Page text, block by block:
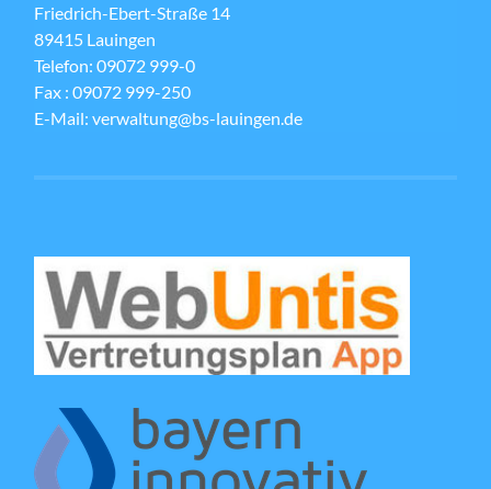
Friedrich-Ebert-Straße 14
89415 Lauingen
Telefon: 09072 999-0
Fax : 09072 999-250
E-Mail: verwaltung@bs-lauingen.de